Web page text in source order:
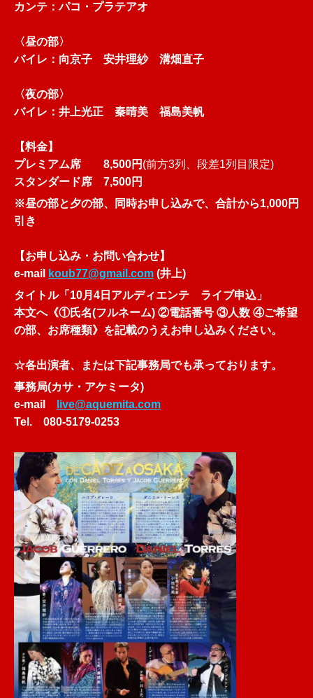
カンテ：パコ・プラテアオ
〈昼の部〉
バイレ：向京子 安井理紗 溝畑直子
〈夜の部〉
バイレ：井上光正 秦晴美 福島美帆
【料金】
プレミアム席 8,500円 (前方3列、段差1列目限定)
スタンダード席 7,500円
※昼の部と夕の部、同時お申し込みで、合計から1,000円
引き
【お申し込み・お問い合わせ】
e-mail
koub77@gmail.com (井上)
タイトル「10月4日アルディエンテ ライブ申込 」
本文へ《①氏名(フルネーム) ②電話番号 ③人数 ④ご希望
の部、お席種類》を記載のうえお申し込みください。
☆各出演者、または下記事務局でも承っております。
事務局(カサ・アケミータ)
e-mail
live@aquemita.com
Tel. 080-5179-0253